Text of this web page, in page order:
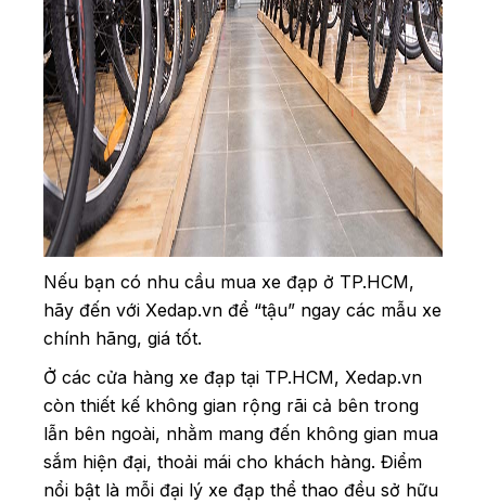
Nếu bạn có nhu cầu mua xe đạp ở TP.HCM,
hãy đến với Xedap.vn để “tậu” ngay các mẫu xe
chính hãng, giá tốt.
Ở các cửa hàng xe đạp tại TP.HCM, Xedap.vn
còn thiết kế không gian rộng rãi cả bên trong
lẫn bên ngoài, nhằm mang đến không gian mua
sắm hiện đại, thoải mái cho khách hàng. Điểm
nổi bật là mỗi đại lý xe đạp thể thao đều sở hữu